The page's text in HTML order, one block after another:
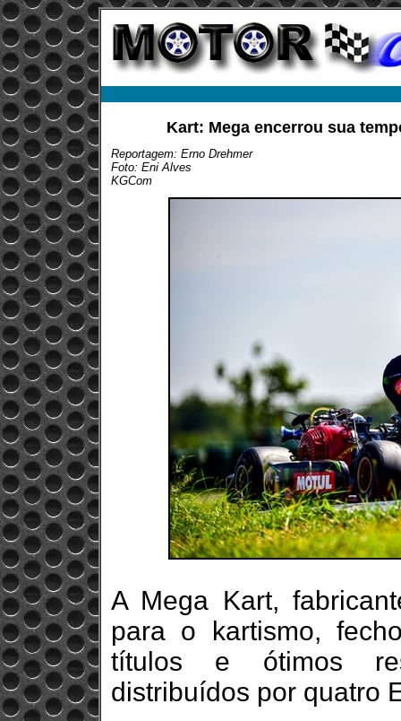
Kart: Mega encerrou sua
Reportagem: Erno Drehmer
Foto: Eni Alves
KGCom
A Mega Kart,
para o kartismo,
títulos e ótimos
distribuídos por quatro